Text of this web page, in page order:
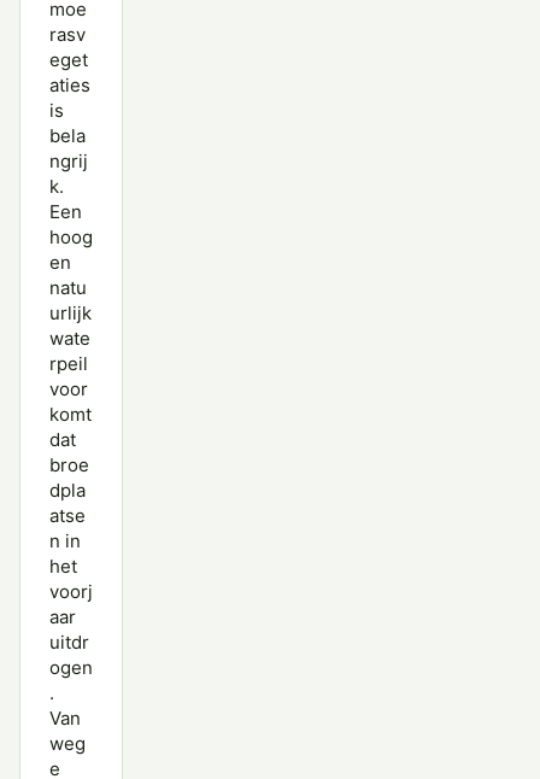
moe
rasv
eget
aties
is
bela
ngrij
k.
Een
hoog
en
natu
urlijk
wate
rpeil
voor
komt
dat
broe
dpla
atse
n in
het
voorj
aar
uitdr
ogen
.
Van
weg
e